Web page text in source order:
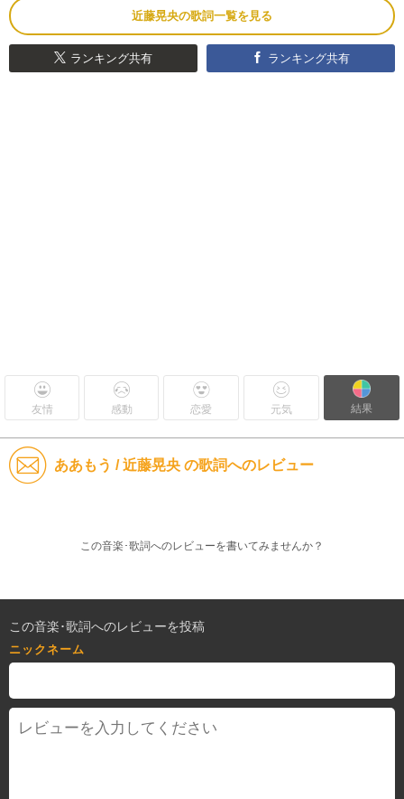
近藤晃央の歌詞一覧を見る
ランキング共有 ランキング共有
友情 感動 恋愛 元気 結果
ああもう / 近藤晃央 の歌詞へのレビュー
この音楽･歌詞へのレビューを書いてみませんか？
この音楽･歌詞へのレビューを投稿
ニックネーム